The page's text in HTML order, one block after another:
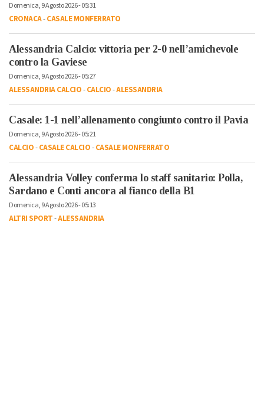
Domenica, 9 Agosto 2026 - 05:31
CRONACA-CASALE MONFERRATO
Alessandria Calcio: vittoria per 2-0 nell’amichevole
contro la Gaviese
Domenica, 9 Agosto 2026 - 05:27
ALESSANDRIA CALCIO-CALCIO-ALESSANDRIA
Casale: 1-1 nell’allenamento congiunto contro il Pavia
Domenica, 9 Agosto 2026 - 05:21
CALCIO-CASALE CALCIO-CASALE MONFERRATO
Alessandria Volley conferma lo staff sanitario: Polla,
Sardano e Conti ancora al fianco della B1
Domenica, 9 Agosto 2026 - 05:13
ALTRI SPORT-ALESSANDRIA